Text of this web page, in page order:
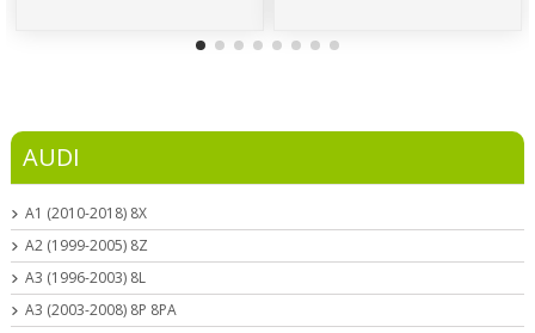
AUDI
A1 (2010-2018) 8X
A2 (1999-2005) 8Z
A3 (1996-2003) 8L
A3 (2003-2008) 8P 8PA